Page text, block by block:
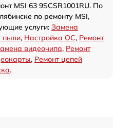
MSI 63 9SCSR1001RU. По
по ремонту MSI,
услуги: Замена
пыли, Настройка ОС, Ремонт
видеочипа, Ремонт
, Ремонт цепей
.